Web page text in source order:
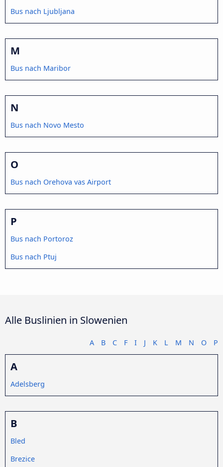
Bus nach Ljubljana
M
Bus nach Maribor
N
Bus nach Novo Mesto
O
Bus nach Orehova vas Airport
P
Bus nach Portoroz
Bus nach Ptuj
Alle Buslinien in Slowenien
A B C F I J K L M N O P
A
Adelsberg
B
Bled
Brezice